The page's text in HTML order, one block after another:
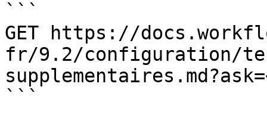
```
GET https://
fr/9.2/configuration/
```